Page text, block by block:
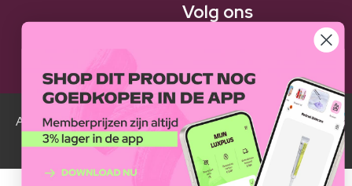
Volg ons
Alle Luxplus ledenprijzen zijn weergegeven in vergelijking
met de normale prijzen.